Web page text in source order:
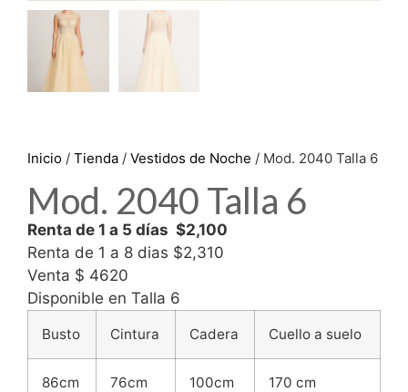
Inicio / Tienda / Vestidos de Noche / Mod. 2040 Talla 6
Mod. 2040 Talla 6
Renta de 1 a 5 días $2,100
Renta de 1 a 8 dias $2,310
Venta $ 4620
Disponible en Talla 6
Busto Cintura Cadera Cuello a suelo
86cm 76cm 100cm 170 cm